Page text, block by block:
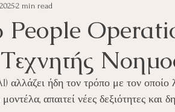
People
2 min read
ήδη τον τρόπο με τον οποίο
απαιτεί νέες δεξιότητες και